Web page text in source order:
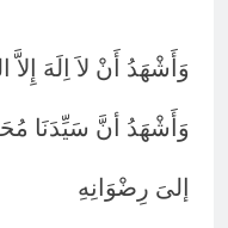
وَأَشْهَدُ أَنْ لاَ اِلَهَ
وَأَشْهَدُ أنَّ سَيِّدَنَا
إلىَ رِضْوَانِهِ